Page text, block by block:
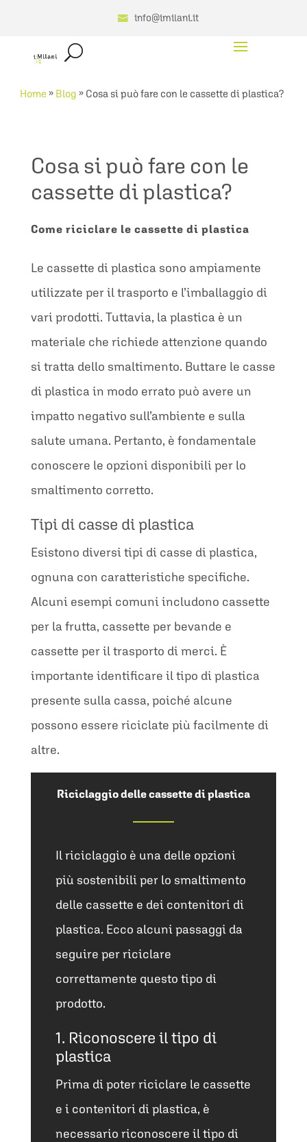
info@imilani.it
Home » Blog » Cosa si può fare con le cassette di plastica?
Cosa si può fare con le
cassette di plastica?
Come riciclare le cassette di plastica
Le cassette di plastica sono ampiamente
utilizzate per il trasporto e l’imballaggio di
vari prodotti. Tuttavia, la plastica è un
materiale che richiede attenzione quando
si tratta dello smaltimento. Buttare le casse
di plastica in modo errato può avere un
impatto negativo sull’ambiente e sulla
salute umana. Pertanto, è fondamentale
conoscere le opzioni disponibili per lo
smaltimento corretto.
Tipi di casse di plastica
Esistono diversi tipi di casse di plastica,
ognuna con caratteristiche specifiche.
Alcuni esempi comuni includono cassette
per la frutta, cassette per bevande e
cassette per il trasporto di merci. È
importante identificare il tipo di plastica
presente sulla cassa, poiché alcune
possono essere riciclate più facilmente di
altre.
Riciclaggio delle cassette di plastica
Il riciclaggio è una delle opzioni
più sostenibili per lo smaltimento
delle cassette e dei contenitori di
plastica. Ecco alcuni passaggi da
seguire per riciclare
correttamente questo tipo di
prodotto.
1. Riconoscere il tipo di
plastica
Prima di poter riciclare le cassette
e i contenitori di plastica, è
necessario riconoscere il tipo di